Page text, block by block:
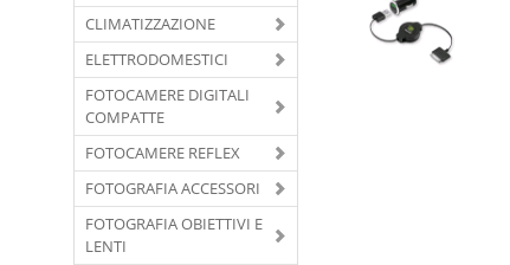
CLIMATIZZAZIONE
ELETTRODOMESTICI
FOTOCAMERE DIGITALI
COMPATTE
FOTOCAMERE REFLEX
FOTOGRAFIA ACCESSORI
FOTOGRAFIA OBIETTIVI E
LENTI